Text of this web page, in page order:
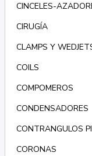
CINCELES-
CIRUGÍA
CLAMPS Y
COILS
COMPOMEROS
CONDENSADORES
CONTRANGULOS
CORONAS